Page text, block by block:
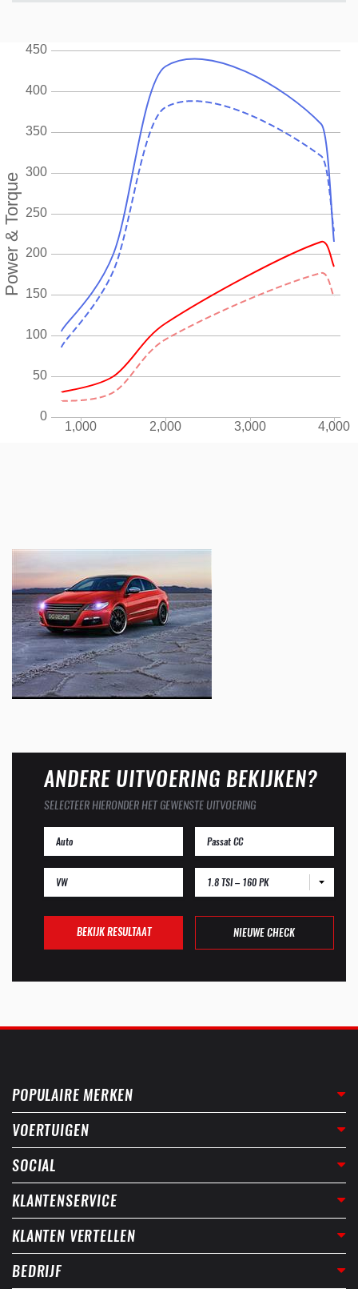
ANDERE UITVOERING BEKIJKEN?
SELECTEER HIERONDER HET GEWENSTE UITVOERING
1.8 TSI – 160 PK
BEKIJK RESULTAAT NIEUWE CHECK
POPULAIRE MERKEN
VOERTUIGEN
SOCIAL
KLANTENSERVICE
KLANTEN VERTELLEN
BEDRIJF